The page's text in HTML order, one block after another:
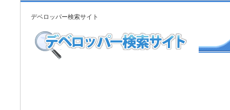
デベロッパー検索サイト